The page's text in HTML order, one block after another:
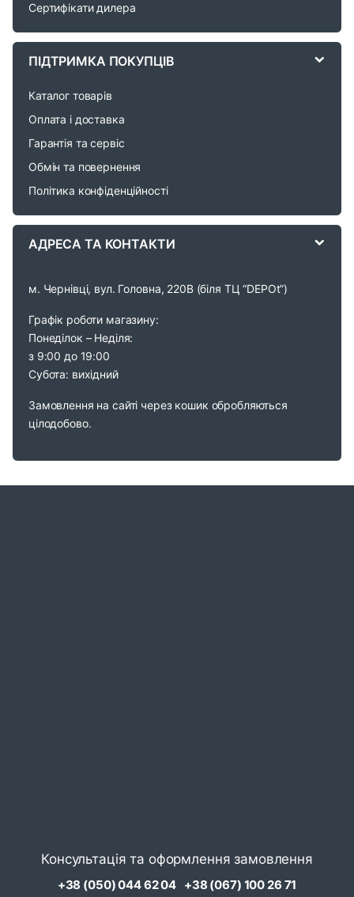
C
Сертифікати дилера
ПІДТРИМКА ПОКУПЦІВ
Каталог товарів
Оплата і доставка
Гарантія та сервіс
Обмін та повернення
Політика конфіденційності
АДРЕСА ТА КОНТАКТИ
м. Чернівці, вул. Головна, 220В (біля ТЦ “DEPOt”)
Графік роботи магазину:
Понеділок – Неділя:
з 9:00 до 19:00
Субота: вихідний
Замовлення на сайті через кошик обробляються
цілодобово.
Консультація та оформлення замовлення
+38 (050) 044 62 04 +38 (067) 100 26 71